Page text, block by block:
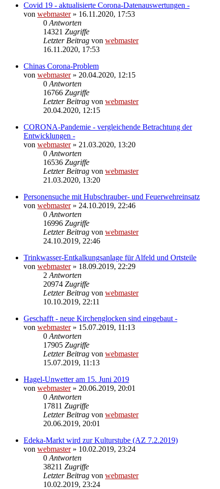
Covid 19 - aktualisierte Corona-Datenauswertungen -
von webmaster» 16.11.2020, 17:53
0 Antworten
14321 Zugriffe
Letzter Beitrag von webmaster
16.11.2020, 17:53
Chinas Corona-Problem
von webmaster» 20.04.2020, 12:15
0 Antworten
16766 Zugriffe
Letzter Beitrag von webmaster
20.04.2020, 12:15
CORONA-Pandemie - vergleichende Betrachtung der
Entwicklungen -
von webmaster» 21.03.2020, 13:20
0 Antworten
16536 Zugriffe
Letzter Beitrag von webmaster
21.03.2020, 13:20
Personensuche mit Hubschrauber- und Feuerwehreinsatz
von webmaster» 24.10.2019, 22:46
0 Antworten
16996 Zugriffe
Letzter Beitrag von webmaster
24.10.2019, 22:46
Trinkwasser-Entkalkungsanlage für Alfeld und Ortsteile
von webmaster» 18.09.2019, 22:29
2 Antworten
20974 Zugriffe
Letzter Beitrag von webmaster
10.10.2019, 22:11
Geschafft - neue Kirchenglocken sind eingebaut -
von webmaster» 15.07.2019, 11:13
0 Antworten
17905 Zugriffe
Letzter Beitrag von webmaster
15.07.2019, 11:13
Hagel-Unwetter am 15. Juni 2019
von webmaster» 20.06.2019, 20:01
0 Antworten
17811 Zugriffe
Letzter Beitrag von webmaster
20.06.2019, 20:01
Edeka-Markt wird zur Kulturstube (AZ 7.2.2019)
von webmaster» 10.02.2019, 23:24
0 Antworten
38211 Zugriffe
Letzter Beitrag von webmaster
10.02.2019, 23:24